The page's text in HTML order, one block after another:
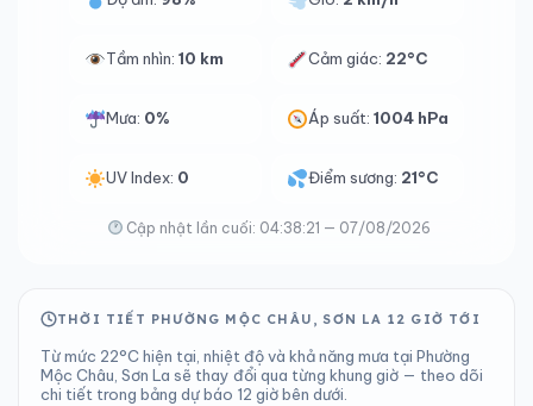
Tầm nhìn: 10 km Cảm giác: 22°C
Mưa: 0% Áp suất:1004 hPa
UV Index: 0 Điểm sương: 21°C
Cập nhật lần cuối: 04:38:21 — 07/08/2026
THỜI TIẾT PHƯỜNG MỘC CHÂU, SƠN LA 12 GIỜ TỚI
Từ mức 22°C hiện tại, nhiệt độ và khả năng mưa tại Phường
Mộc Châu, Sơn La sẽ thay đổi qua từng khung giờ — theo dõi
chi tiết trong bảng dự báo 12 giờ bên dưới.